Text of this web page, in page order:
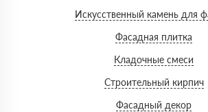
Искусственный камень для
Фасадная плитка
Кладочные смеси
Строительный кирпич
Фасадный декор